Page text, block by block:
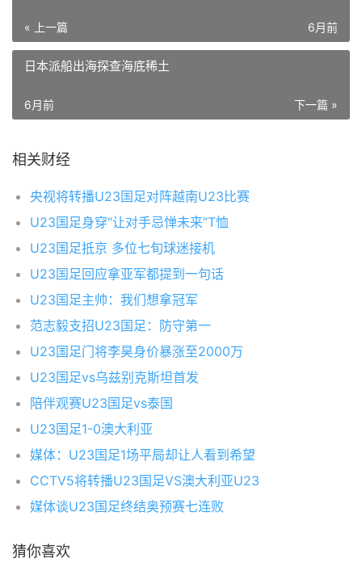
« 上一篇 6月前
日本派船出海探查海底稀土
下一篇 »
6月前
相关财经
央视将转播U23国足对阵越南U23比赛
U23国足身穿“让对手忌惮未来”T恤
U23国足抵京 多位七旬球迷接机
U23国足回应拿亚军都提到一句话
U23国足主帅：我们想拿冠军
范志毅支招U23国足：防守第一
U23国足门将李昊身价暴涨至2000万
U23国足vs乌兹别克斯坦首发
陪伴观赛U23国足vs泰国
U23国足1-0澳大利亚
媒体：U23国足1场平局却让人看到希望
CCTV5将转播U23国足VS澳大利亚U23
媒体谈U23国足终结奥预赛七连败
猜你喜欢